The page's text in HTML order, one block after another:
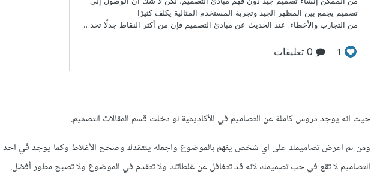
حيث انه يوجد دروس كاملة عن التصاميم في الأكاديمية لو دخلت قسم المقالات التصميم.
ومن ثم اعرض تصاميمك على اي شخص يفهم بالموضوع واجعله ينتقدك وصحح الأغلاط وكما يوجد في احد
التصاميم لا تقع في حب تصميمك لانه قد تتغافل عن غلطاتك ولا تتقدم في الموضوع ولا تصبح مطور أفضل.